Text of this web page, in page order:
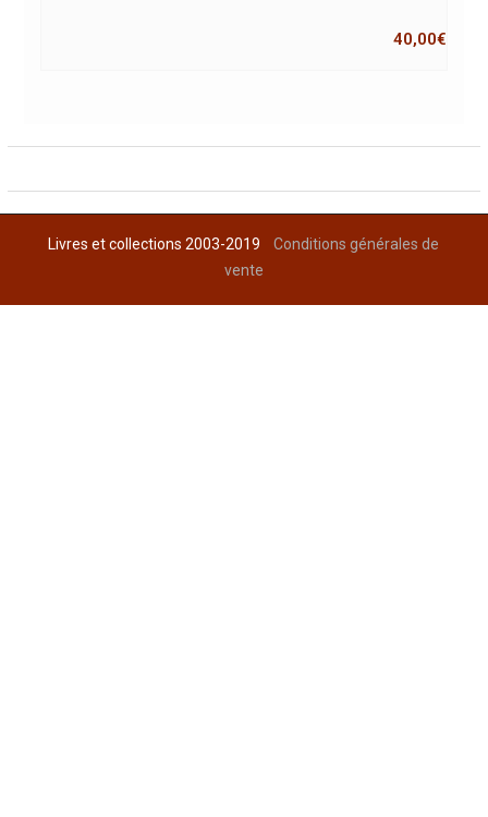
40,00€
Livres et collections 2003-2019Conditions générales de
vente